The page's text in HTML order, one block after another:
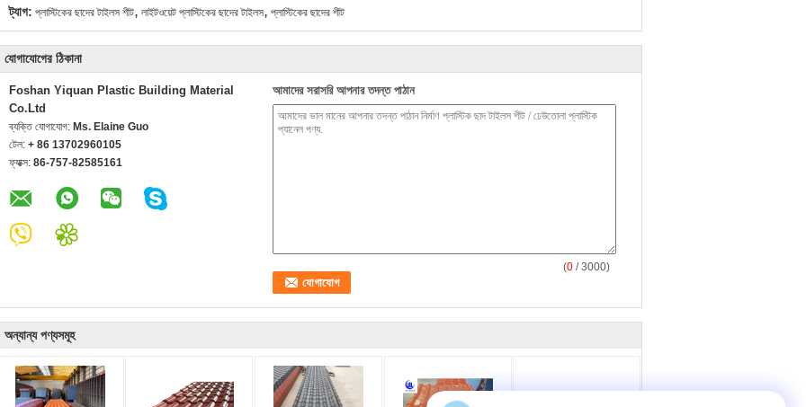
ট্যাগ: প্লাস্টিকের ছাদের টাইলস শীট, লাইটওয়েট প্লাস্টিকের ছাদের টাইলস, প্লাস্টিকের ছাদের শীট
যোগাযোগের ঠিকানা
Foshan Yiquan Plastic Building Material
Co.Ltd
ব্যক্তি যোগাযোগ: Ms. Elaine Guo
টেল: + 86 13702960105
ফ্যাক্স: 86-757-82585161
আমাদের সরাসরি আপনার তদন্ত পাঠান
(0 / 3000)
অন্যান্য পণ্যসমূহ